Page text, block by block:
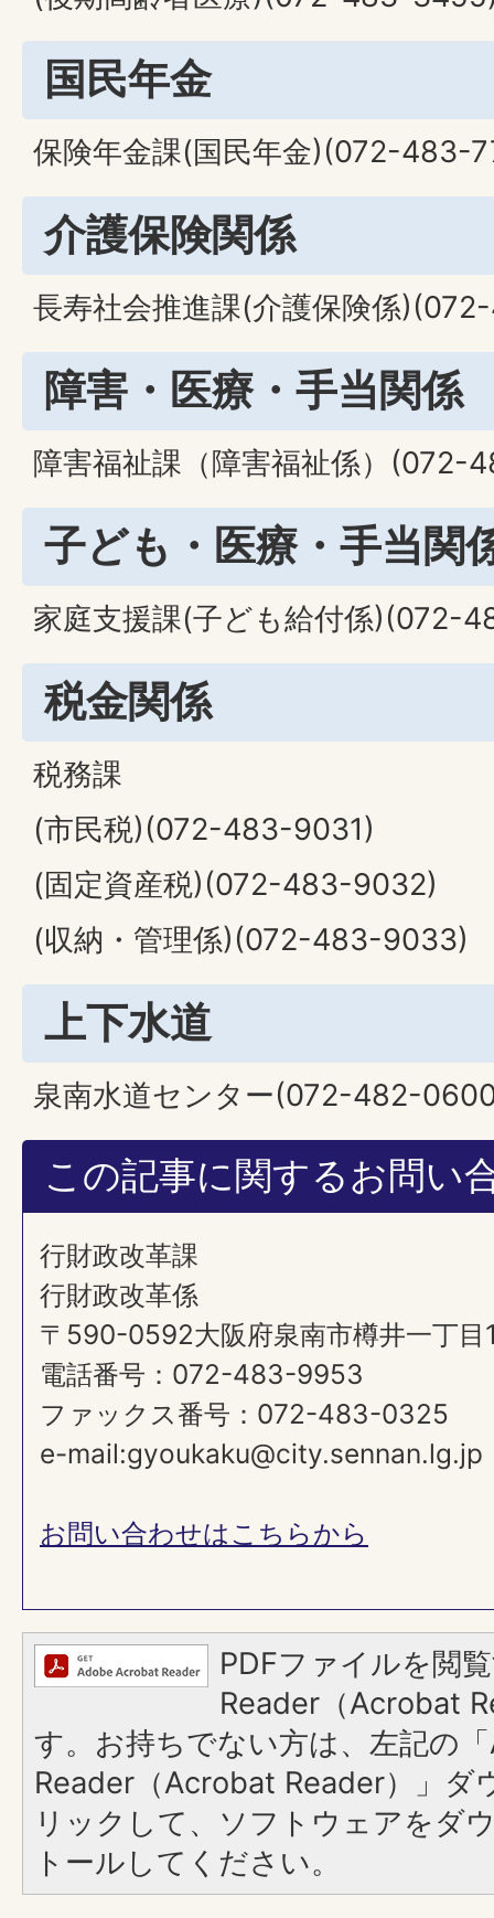
国民年金
保険年金課(国民年金)(072-483-
介護保険関係
長寿社会推進課(介護保険係
障害・医療・手当関係
障害福祉課（障害福祉係）(072-
子ども・医療・手当関
家庭支援課(子ども給付係)(072-
税金関係
税務課
(市民税)(072-483-9031)
(固定資産税)(072-483-9032)
(収納・管理係)(072-483-9033)
上下水道
泉南水道センター(072-482-
この記事に関するお問い
行財政改革課
行財政改革係
〒590-0592大阪府泉南市樽井一丁目
電話番号：072-483-9953
ファックス番号：072-483-0325
e-mail:gyoukaku@city.sennan.lg.jp
お問い合わせはこちらから
PDFファイルを閲
Reader（Acrobat
す。お持ちでない方は、左記の
Reader（Acrobat Reader）」ダ
リックして、ソフトウェアをダ
トールしてください。